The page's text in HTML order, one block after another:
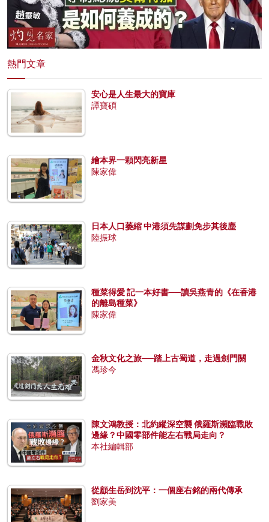
熱門文章
安心是人生最大的寶庫
譚寶碩
繪本界一顆閃亮新星
陳家偉
日本人口萎縮 中港須先謀劃免步其後塵
陸振球
種菜得愛 記一本好書──讀吳燕青的《在香港
的離島種菜》
陳家偉
金秋文化之旅──踏上古蜀道，走過劍門關
馮珍今
陳文鴻教授：北約縱深空襲 俄羅斯瀕臨戰敗
邊緣？中國零部件能左右戰局走向？
本社編輯部
從顧生岳到沈平：一個座右銘的兩代傳承
劉家美